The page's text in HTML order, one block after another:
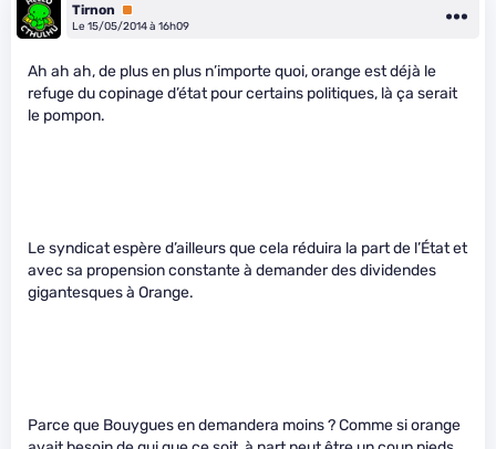
Tirnon
Premium
Le 15/05/2014 à 16h09
Ah ah ah, de plus en plus n’importe quoi, orange est déjà le
refuge du copinage d’état pour certains politiques, là ça serait
le pompon.
Le syndicat espère d’ailleurs que cela réduira la part de l’État et
avec sa propension constante à demander des dividendes
gigantesques à Orange.
Parce que Bouygues en demandera moins ? Comme si orange